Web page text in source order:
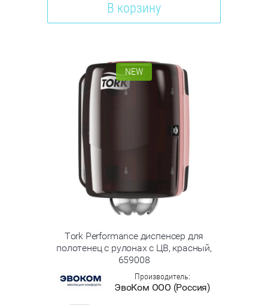
В корзину
NEW
Tork Performance диспенсер для
полотенец с рулонах с ЦВ, красный,
659008
Производитель:
ЭвоКом ООО (Россия)